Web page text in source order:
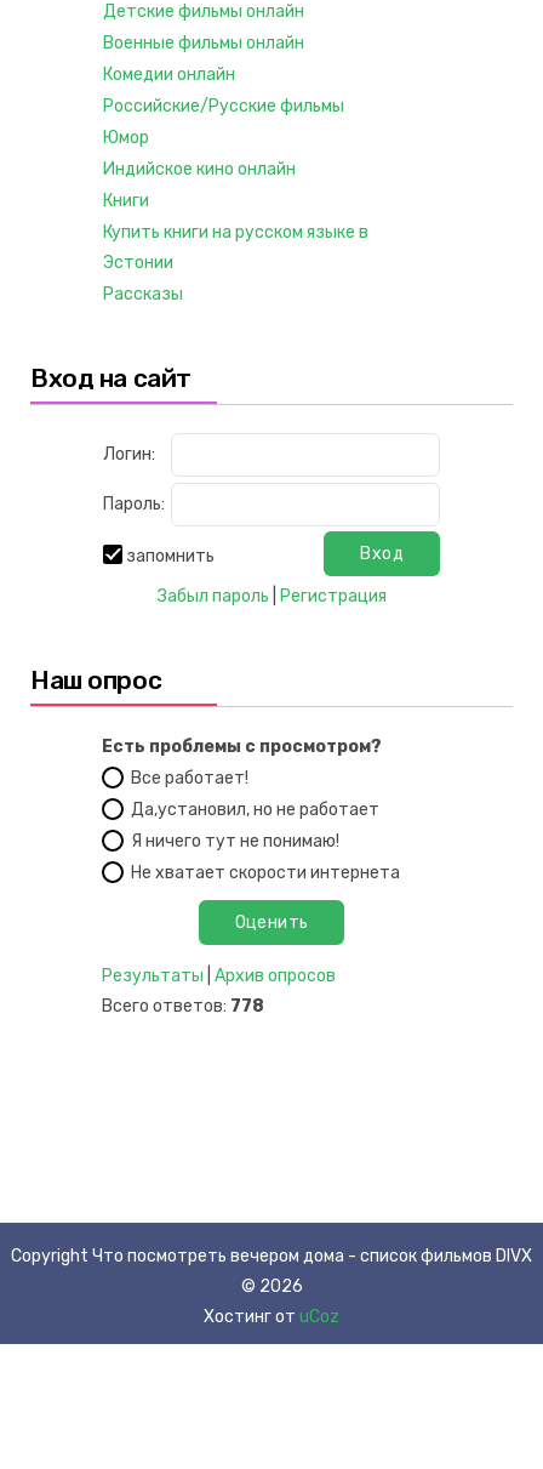
Детские фильмы онлайн
Военные фильмы онлайн
Комедии онлайн
Российские/Русские фильмы
Юмор
Индийское кино онлайн
Книги
Купить книги на русском языке в
Эстонии
Рассказы
Вход на сайт
Логин:
Пароль:
запомнить
Забыл пароль
Регистрация
Наш опрос
Есть проблемы с просмотром?
Все работает!
Да,установил, но не работает
Я ничего тут не понимаю!
Не хватает скорости интернета
Результаты Архив опросов
Всего ответов: 778
Copyright Что посмотреть вечером дома - список фильмов DIVX
© 2026
Хостинг от uCoz